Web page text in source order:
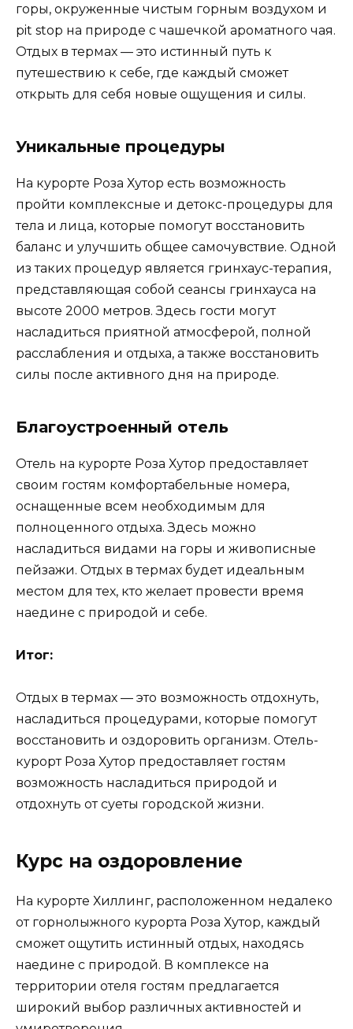
горы, окруженные чистым горным воздухом и
pit stop на природе с чашечкой ароматного чая.
Отдых в термах — это истинный путь к
путешествию к себе, где каждый сможет
открыть для себя новые ощущения и силы.
Уникальные процедуры
На курорте Роза Хутор есть возможность
пройти комплексные и детокс-процедуры для
тела и лица, которые помогут восстановить
баланс и улучшить общее самочувствие. Одной
из таких процедур является гринхаус-терапия,
представляющая собой сеансы гринхауса на
высоте 2000 метров. Здесь гости могут
насладиться приятной атмосферой, полной
расслабления и отдыха, а также восстановить
силы после активного дня на природе.
Благоустроенный отель
Отель на курорте Роза Хутор предоставляет
своим гостям комфортабельные номера,
оснащенные всем необходимым для
полноценного отдыха. Здесь можно
насладиться видами на горы и живописные
пейзажи. Отдых в термах будет идеальным
местом для тех, кто желает провести время
наедине с природой и себе.
Итог:
Отдых в термах — это возможность отдохнуть,
насладиться процедурами, которые помогут
восстановить и оздоровить организм. Отель-
курорт Роза Хутор предоставляет гостям
возможность насладиться природой и
отдохнуть от суеты городской жизни.
Курс на оздоровление
На курорте Хиллинг, расположенном недалеко
от горнолыжного курорта Роза Хутор, каждый
сможет ощутить истинный отдых, находясь
наедине с природой. В комплексе на
территории отеля гостям предлагается
широкий выбор различных активностей и